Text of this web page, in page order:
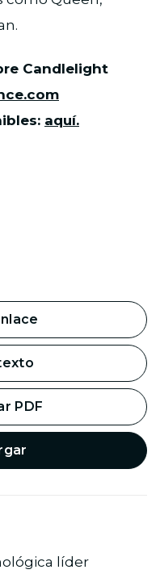
Candlelight
aquí.
PDF
líder